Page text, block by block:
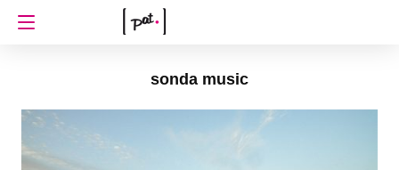
sonda music